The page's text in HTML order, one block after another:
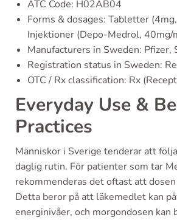
ATC Code: H02AB04
Forms & dosages: Tabletter
Injektioner (Depo-Medrol, 40mg/
Manufacturers in Sweden: Pfizer,
Registration status in Sweden:
OTC / Rx classification: Rx
Everyday Use &
Practices
Människor i Sverige tenderar att
daglig rutin. För patienter som tar
rekommenderas det oftast att
Detta beror på att läkemedlet kan
energinivåer, och morgondosen